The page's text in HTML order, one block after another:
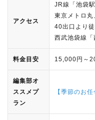
アクセス
JR線「池袋
東京メトロ丸
40出口より
西武池袋線
料金目安 15,000円～
編集部オ
ススメプ
ラン
【季節のお任